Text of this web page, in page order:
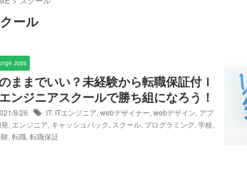
ール
Jobs
ままでいい？未経験から転職保証付Ｉ
ンジニアスクールで勝ち組になろう！
8/26 IT, ITエンジニア, webデザイナー, webデザイン, アプ
, エンジニア, キャッシュバック, スクール, プログラミング, 学校,
, 転職, 転職保証